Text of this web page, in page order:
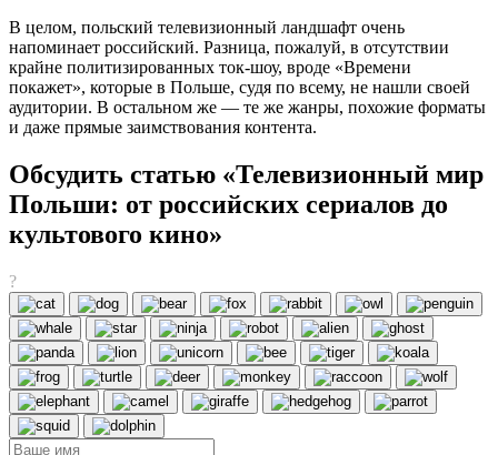
В целом, польский телевизионный ландшафт очень
напоминает российский. Разница, пожалуй, в отсутствии
крайне политизированных ток-шоу, вроде «Времени
покажет», которые в Польше, судя по всему, не нашли своей
аудитории. В остальном же — те же жанры, похожие форматы
и даже прямые заимствования контента.
Обсудить статью «Телевизионный мир
Польши: от российских сериалов до
культового кино»
?